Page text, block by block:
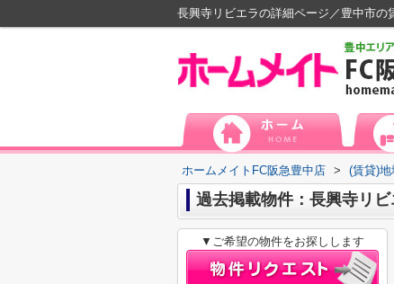
長興寺リビエラの詳細ページ／豊中市の
ホームメイトFC阪急豊中店 > (賃貸)
過去掲載物件：長興寺リビ
▼ご希望の物件をお探しします